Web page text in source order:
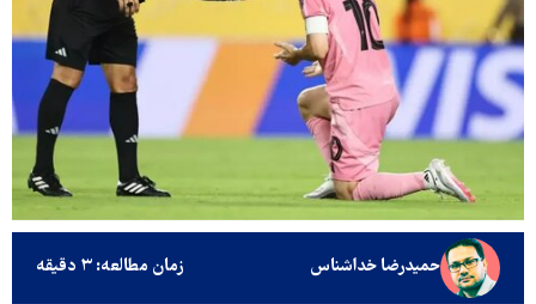
حمیدرضا خداشناس زمان مطالعه: ۳ دقیقه